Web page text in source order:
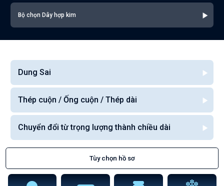
Bộ chọn Dây hợp kim
Dung Sai
Thép cuộn / Ống cuộn / Thép dài
Chuyển đổi từ trọng lượng thành chiều dài
Tùy chọn hồ sơ